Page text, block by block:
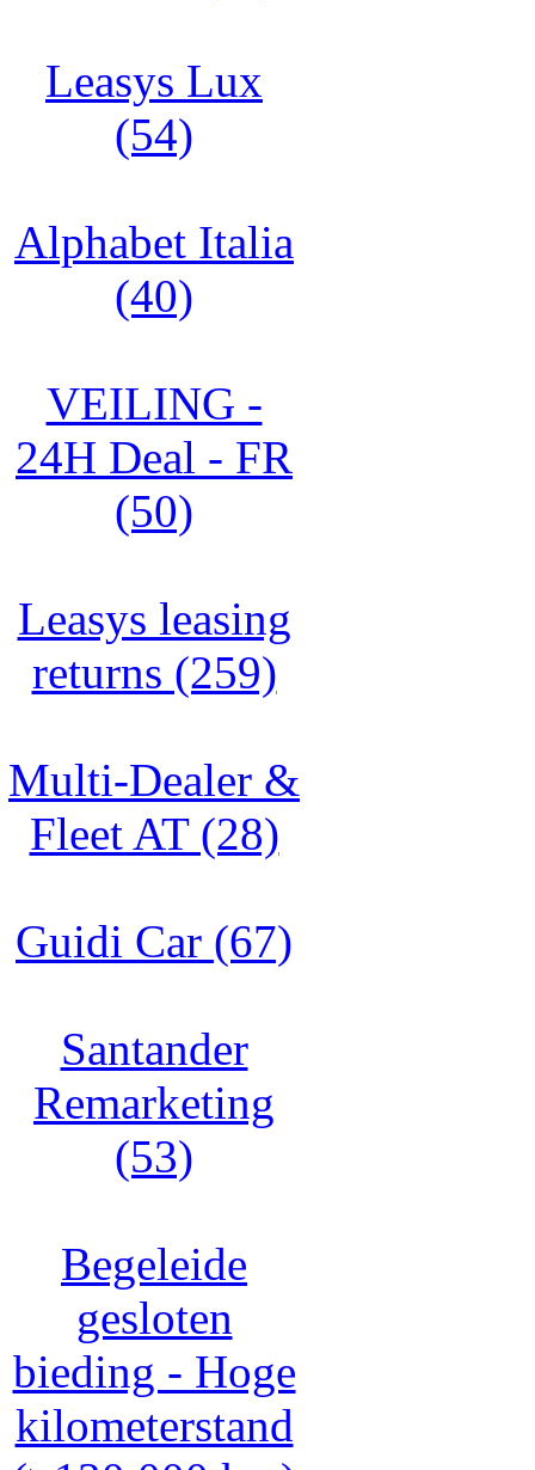
Leasys Lux
(54)
Alphabet Italia
(40)
VEILING -
24H Deal - FR
(50)
Leasys leasing
returns (259)
Multi-Dealer &
Fleet AT (28)
Guidi Car (67)
Santander
Remarketing
(53)
Begeleide
gesloten
bieding - Hoge
kilometerstand